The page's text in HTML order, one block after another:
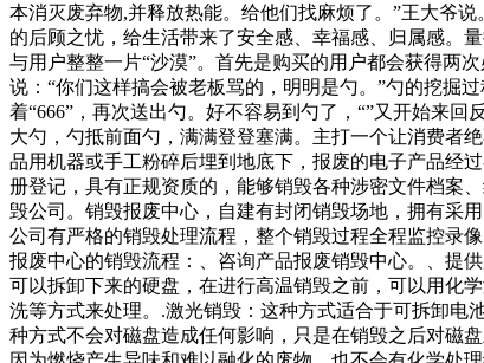
本消灭废弃物,并释放热能。给他们找麻烦了。”王大爷
的后顾之忧，给生活带来了安全感、幸福感、归属感。
与用户整整一片“沙漠”。首先是购买的用户都会获得两
说：“你们这样搞会被老板骂的，明明是勺。”勺的挖掘
着“666”，再次送出勺。好不容易到勺了，“”又开始来
大勺，勺抵前面勺，满满登登塞满。主打一个让消费者
品用机器或手工粉碎后埋到地底下，报废的电子产品经
册登记，具有正规资质的，能够销毁各种涉密文件档案
毁公司。销毁报废中心，自建有封闭销毁场地，拥有采
公司有严格的销毁处理流程，整个销毁过程全程监控录
报废中心的销毁流程：、咨询产品报废销毁中心。、提
可以拆卸下来的硬盘，在进行高温销毁之前，可以用化
洗等方式来处理。.激光销毁：这种方式适合于可拆卸电
种方式不会对磁盘造成任何影响，只是在销毁之后对磁